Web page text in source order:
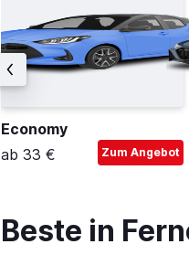
Economy
ab 33 €
Zum Angebot
Beste in